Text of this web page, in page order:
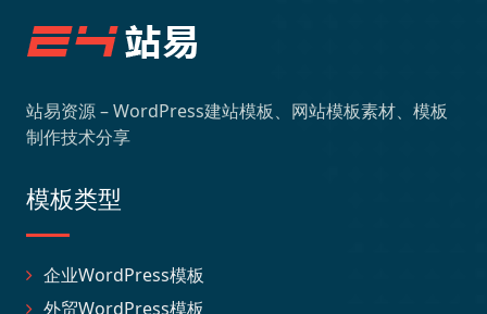
站易资源 – WordPress建站模板、网站模板素材、模板
制作技术分享
模板类型
企业WordPress模板
外贸WordPress模板